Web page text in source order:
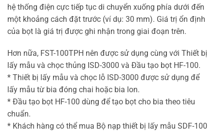
hệ thống điện cực tiếp tục di chuyển xuống phía dưới đến
một khoảng cách đặt trước (ví dụ: 30 mm). Giá trị ổn định
của bọt là giá trị được ghi nhận trong giai đoạn trên.
Hơn nữa, FST-100TPH nên được sử dụng cùng với Thiết bị
lấy mẫu và chọc thủng ISD-3000 và Đầu tạo bọt HF-100.
* Thiết bị lấy mẫu và chọc lỗ ISD-3000 được sử dụng để
lấy mẫu từ bia đóng chai hoặc bia lon.
* Đầu tạo bọt HF-100 dùng để tạo bọt cho bia theo tiêu
chuẩn.
* Khách hàng có thể mua Bộ nạp thiết bị lấy mẫu SDF-100